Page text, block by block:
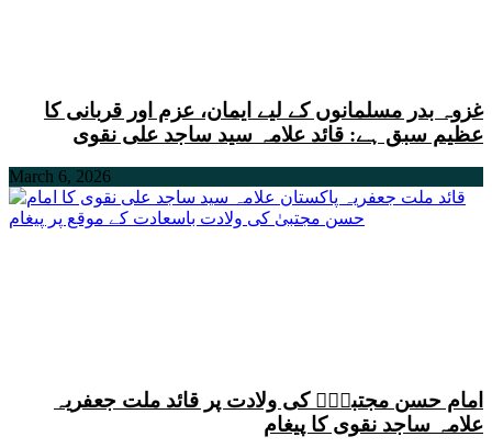
غزوہ بدر مسلمانوں کے لیے ایمان، عزم اور قربانی کا
عظیم سبق ہے: قائد علامہ سید ساجد علی نقوی
March 6, 2026
امام حسن مجتبیٰؑ کی ولادت پر قائد ملت جعفریہ
علامہ ساجد نقوی کا پیغام